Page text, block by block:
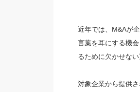
近年では、M&Aが
言葉を耳にする機
るために欠かせない
対象企業から提供